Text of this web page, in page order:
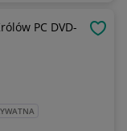
PC DVD-